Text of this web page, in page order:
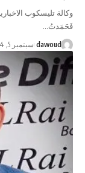
وكالة تليسكوب
فَحَمَدتُ…
dawoud سبتمبر 5, 2024